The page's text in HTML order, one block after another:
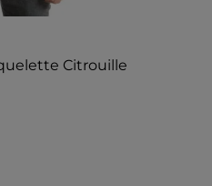
Citrouille